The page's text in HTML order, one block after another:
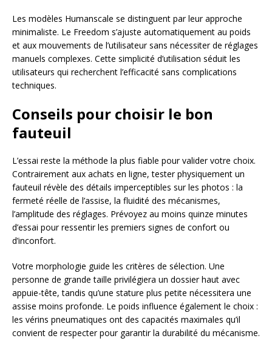
Les modèles Humanscale se distinguent par leur approche
minimaliste. Le Freedom s’ajuste automatiquement au poids
et aux mouvements de l’utilisateur sans nécessiter de réglages
manuels complexes. Cette simplicité d’utilisation séduit les
utilisateurs qui recherchent l’efficacité sans complications
techniques.
Conseils pour choisir le bon
fauteuil
L’essai reste la méthode la plus fiable pour valider votre choix.
Contrairement aux achats en ligne, tester physiquement un
fauteuil révèle des détails imperceptibles sur les photos : la
fermeté réelle de l’assise, la fluidité des mécanismes,
l’amplitude des réglages. Prévoyez au moins quinze minutes
d’essai pour ressentir les premiers signes de confort ou
d’inconfort.
Votre morphologie guide les critères de sélection. Une
personne de grande taille privilégiera un dossier haut avec
appuie-tête, tandis qu’une stature plus petite nécessitera une
assise moins profonde. Le poids influence également le choix :
les vérins pneumatiques ont des capacités maximales qu’il
convient de respecter pour garantir la durabilité du mécanisme.